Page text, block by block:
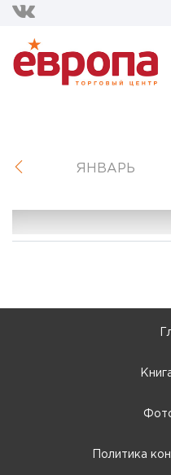
ЯНВАРЬ
Политика